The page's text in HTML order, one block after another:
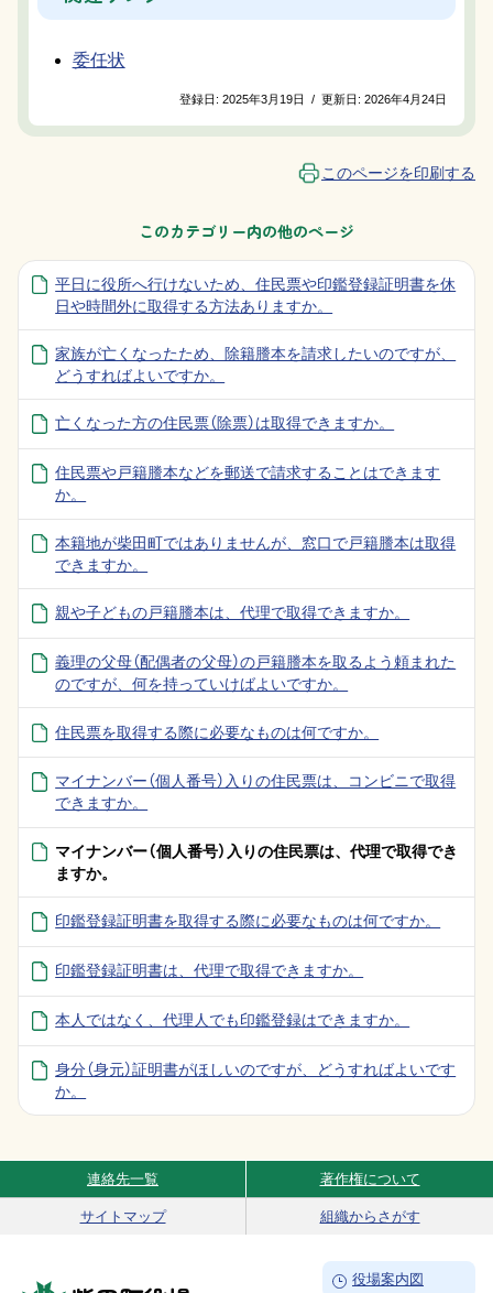
委任状
登録日:2025年3月19日 / 更新日:2026年4月24日
このページを印刷する
このカテゴリー内の他のページ
平日に役所へ行けないため、住民票や印鑑登録証明書を休
日や時間外に取得する方法ありますか。
家族が亡くなったため、除籍謄本を請求したいのですが、
どうすればよいですか。
亡くなった方の住民票（除票）は取得できますか。
住民票や戸籍謄本などを郵送で請求することはできます
か。
本籍地が柴田町ではありませんが、窓口で戸籍謄本は取得
できますか。
親や子どもの戸籍謄本は、代理で取得できますか。
義理の父母（配偶者の父母）の戸籍謄本を取るよう頼まれた
のですが、何を持っていけばよいですか。
住民票を取得する際に必要なものは何ですか。
マイナンバー（個人番号）入りの住民票は、コンビニで取得
できますか。
マイナンバー（個人番号）入りの住民票は、代理で取得でき
ますか。
印鑑登録証明書を取得する際に必要なものは何ですか。
印鑑登録証明書は、代理で取得できますか。
本人ではなく、代理人でも印鑑登録はできますか。
身分（身元）証明書がほしいのですが、どうすればよいです
か。
Site Navigation
連絡先一覧 著作権について
サイトマップ 組織からさがす
→
役場案内図